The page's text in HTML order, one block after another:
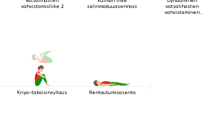
vahvistamisliike 2
selinmakuuasennossa
vatsalihasten
vahvistaminen
Kriya-takaisinrullaus Rentoutumisasento